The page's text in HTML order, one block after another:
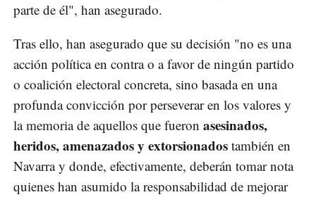
parte de él", han asegurado.
Tras ello, han asegurado que su decisión "no es una
acción política en contra o a favor de ningún partido
o coalición electoral concreta, sino basada en una
profunda convicción por perseverar en los valores y
la memoria de aquellos que fueron asesinados,
heridos, amenazados y extorsionados también en
Navarra y donde, efectivamente, deberán tomar nota
quienes han asumido la responsabilidad de mejorar